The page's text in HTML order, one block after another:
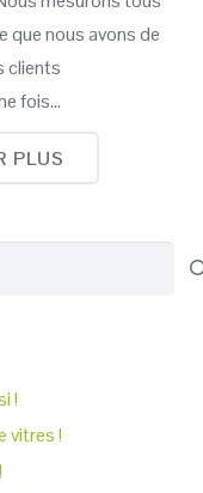
que nous avons de
clients
fois…
PLUS
!
vitres !